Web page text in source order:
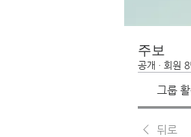
주보
공개 · 회원 8
그룹
뒤로